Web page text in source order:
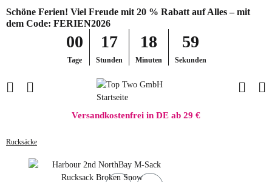
Schöne Ferien! Viel Freude mit 20 % Rabatt auf Alles – mit
dem Code: FERIEN2026
00
Tage
17
Stunden
18
Minuten
59
Sekunden
Versandkostenfrei in DE ab 29 €
Rucksäcke